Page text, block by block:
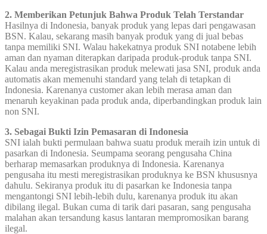
2. Memberikan Petunjuk Bahwa Produk Telah Terstandar
Hasilnya di Indonesia, banyak produk yang lepas dari pengawasan
BSN. Kalau, sekarang masih banyak produk yang di jual bebas
tanpa memiliki SNI. Walau hakekatnya produk SNI notabene lebih
aman dan nyaman diterapkan daripada produk-produk tanpa SNI.
Kalau anda meregistrasikan produk melewati jasa SNI, produk anda
automatis akan memenuhi standard yang telah di tetapkan di
Indonesia. Karenanya customer akan lebih merasa aman dan
menaruh keyakinan pada produk anda, diperbandingkan produk lain
non SNI.
3. Sebagai Bukti Izin Pemasaran di Indonesia
SNI ialah bukti permulaan bahwa suatu produk meraih izin untuk di
pasarkan di Indonesia. Seumpama seorang pengusaha China
berharap memasarkan produknya di Indonesia. Karenanya
pengusaha itu mesti meregistrasikan produknya ke BSN khususnya
dahulu. Sekiranya produk itu di pasarkan ke Indonesia tanpa
mengantongi SNI lebih-lebih dulu, karenanya produk itu akan
dibilang ilegal. Bukan cuma di tarik dari pasaran, sang pengusaha
malahan akan tersandung kasus lantaran mempromosikan barang
ilegal.